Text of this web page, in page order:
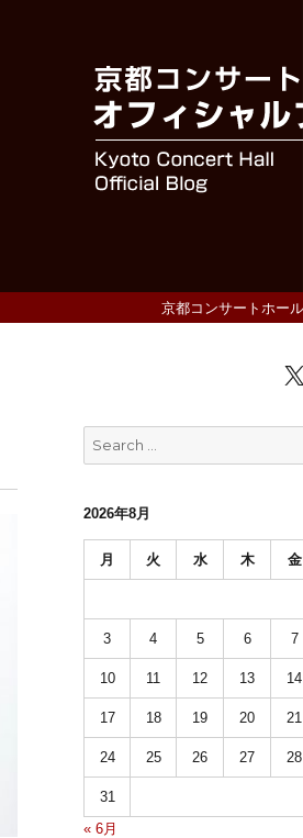
京都コンサートホー
X
Search
for:
2026年8月
月 火 水 木 金
3 4 5 6 7
10 11 12 13 14
17 18 19 20 21
24 25 26 27 28
31
« 6月